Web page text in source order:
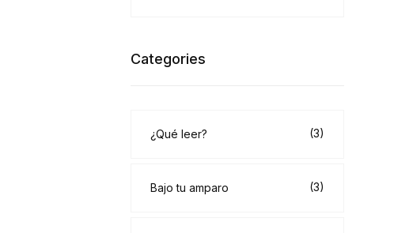
Categories
¿Qué leer? (3)
Bajo tu amparo (3)